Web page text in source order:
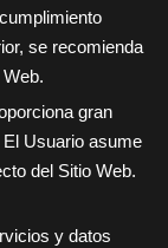
se recomienda
gran
Usuario asume
del Sitio Web.
y datos